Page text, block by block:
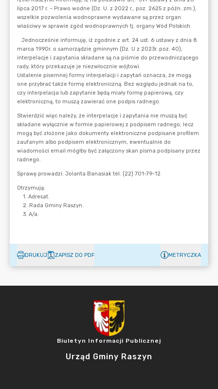
DRUKUJ ZAPISZ DO PDF METRYCZKA
Biuletyn Informacji Publicznej
Urząd Gminy Raszyn